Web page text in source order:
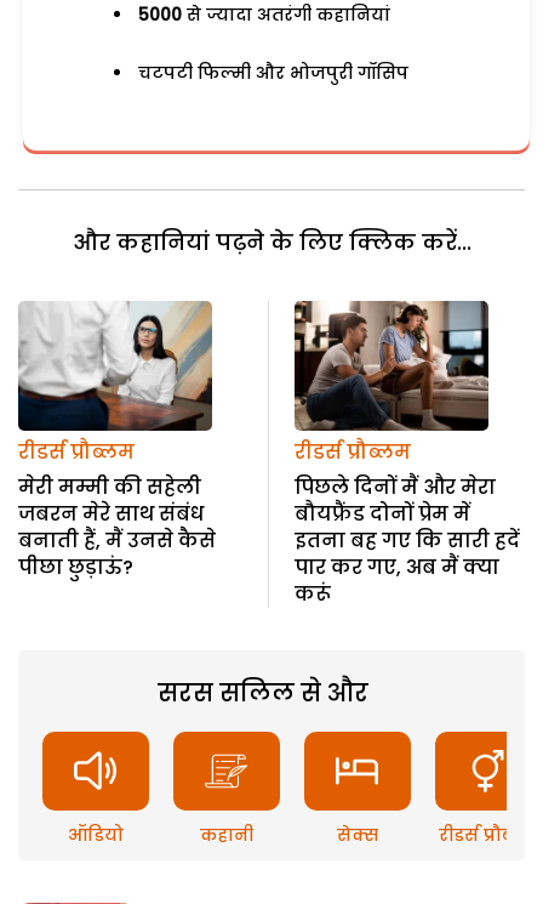
5000 से ज्यादा अतरंगी कहानियां
चटपटी फिल्मी और भोजपुरी गॉसिप
और कहानियां पढ़ने के लिए क्लिक करें...
रीडर्स प्रौब्लम
मेरी मम्मी की सहेली
जबरन मेरे साथ संबंध
बनाती हैं, मैं उनसे कैसे
पीछा छुड़ाऊं?
रीडर्स प्रौब्लम
पिछले दिनों मैं और मेरा
बौयफ्रैंड दोनों प्रेम में
इतना बह गए कि सारी हदें
पार कर गए, अब मैं क्या
करूं
सरस सलिल से और
ऑडियो कहानी सेक्स रीडर्स प्रौब्लम